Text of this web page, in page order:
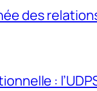
des
: